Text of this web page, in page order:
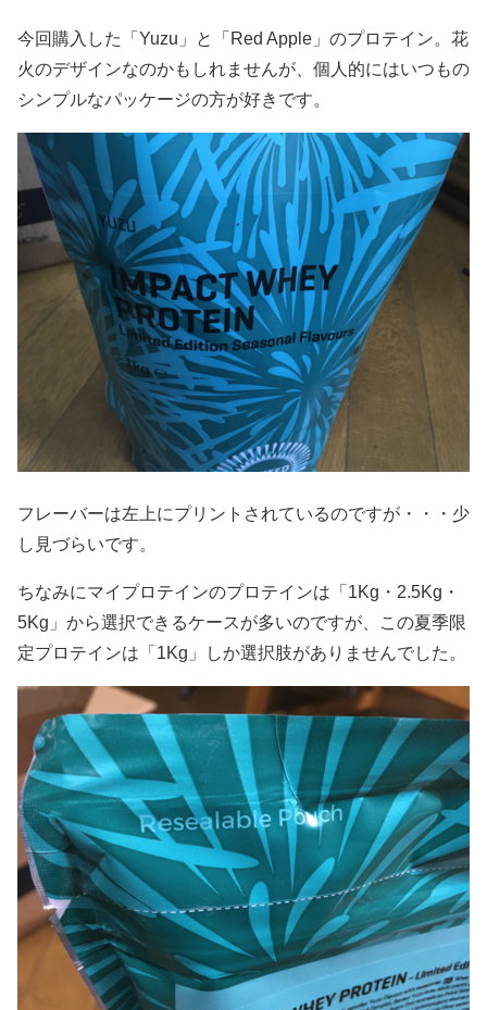
今回購入した「Yuzu」と「Red Apple」のプロテイン。花
火のデザインなのかもしれませんが、個人的にはいつもの
シンプルなパッケージの方が好きです。
フレーバーは左上にプリントされているのですが・・・少
し見づらいです。
ちなみにマイプロテインのプロテインは「1Kg・2.5Kg・
5Kg」から選択できるケースが多いのですが、この夏季限
定プロテインは「1Kg」しか選択肢がありませんでした。